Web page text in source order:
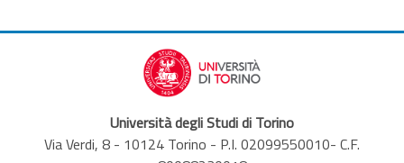
Università degli Studi di Torino
Via Verdi, 8 - 10124 Torino - P.I. 02099550010- C.F.